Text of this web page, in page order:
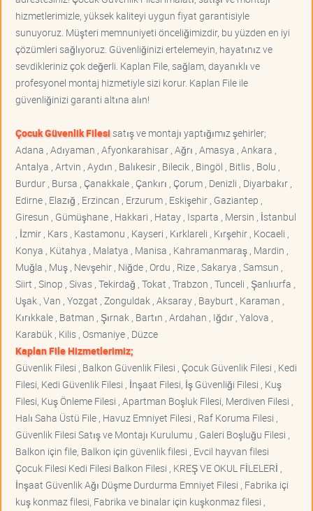
hizmetlerimizle, yüksek kaliteyi uygun fiyat garantisiyle
sunuyoruz. Müşteri memnuniyeti önceliğimizdir, bu yüzden en iyi
çözümleri sağlıyoruz. Güvenliğinizi ertelemeyin, hayatınız ve
sevdikleriniz çok değerli. Kaplan File, sağlam, dayanıklı ve
profesyonel montaj hizmetiyle sizi korur. Kaplan File ile
güvenliğinizi garanti altına alın!
Çocuk Güvenlik Filesisatış ve montajı yaptığımız şehirler;
Adana , Adıyaman , Afyonkarahisar , Ağrı , Amasya , Ankara ,
Antalya , Artvin , Aydın , Balıkesir , Bilecik , Bingöl , Bitlis , Bolu ,
Burdur , Bursa , Çanakkale , Çankırı , Çorum , Denizli , Diyarbakır ,
Edirne , Elazığ , Erzincan , Erzurum , Eskişehir , Gaziantep ,
Giresun , Gümüşhane , Hakkari , Hatay , Isparta , Mersin , İstanbul
, İzmir , Kars , Kastamonu , Kayseri , Kırklareli , Kırşehir , Kocaeli ,
Konya , Kütahya , Malatya , Manisa , Kahramanmaraş , Mardin ,
Muğla , Muş , Nevşehir , Niğde , Ordu , Rize , Sakarya , Samsun ,
Siirt , Sinop , Sivas , Tekirdağ , Tokat , Trabzon , Tunceli , Şanlıurfa ,
Uşak , Van , Yozgat , Zonguldak , Aksaray , Bayburt , Karaman ,
Kırıkkale , Batman , Şırnak , Bartın , Ardahan , Iğdır , Yalova ,
Karabük , Kilis , Osmaniye , Düzce
Kaplan File Hizmetlerimiz;
Güvenlik Filesi , Balkon Güvenlik Filesi , Çocuk Güvenlik Filesi , Kedi
Filesi, Kedi Güvenlik Filesi , İnşaat Filesi, İş Güvenliği Filesi , Kuş
Filesi, Kuş Önleme Filesi , Apartman Boşluk Filesi, Merdiven Filesi ,
Halı Saha Üstü File , Havuz Emniyet Filesi , Raf Koruma Filesi ,
Güvenlik Filesi Satış ve Montajı Kurulumu , Galeri Boşluğu Filesi ,
Balkon için file, Balkon için güvenlik filesi , Evcil hayvan filesi
Çocuk Filesi Kedi Filesi Balkon Filesi , KREŞ VE OKUL FİLELERİ ,
İnşaat Güvenlik Ağı Düşme Durdurma Emniyet Filesi , Fabrika içi
kuş konmaz filesi, Fabrika ve binalar için kuşkonmaz filesi ,